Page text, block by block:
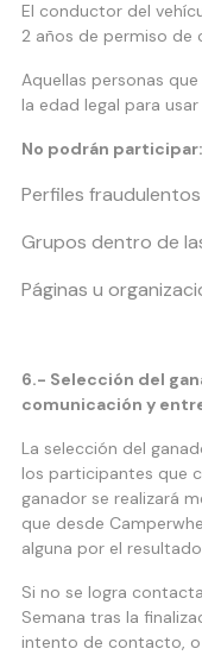
El conductor del
2 años de permiso de
Aquellas personas
la edad legal para
No podrán participar:
Perfiles fraudulentos
Grupos dentro de
Páginas u
6.- Selección del
comunicación y
La selección del
los participantes que
ganador se realizará
que desde
alguna por el
Si no se logra
Semana tras la
intento de contacto, o